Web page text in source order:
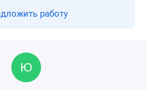
работу